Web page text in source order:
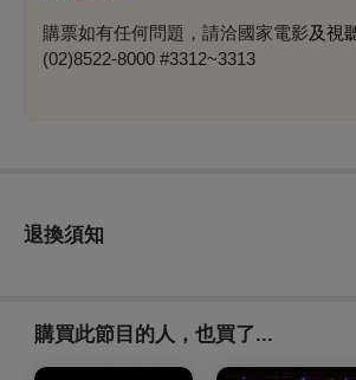
購票如有任何問題，請洽國家電影及視
(02)8522-8000 #3312~3313
退換須知
購買此節目的人，也買了...